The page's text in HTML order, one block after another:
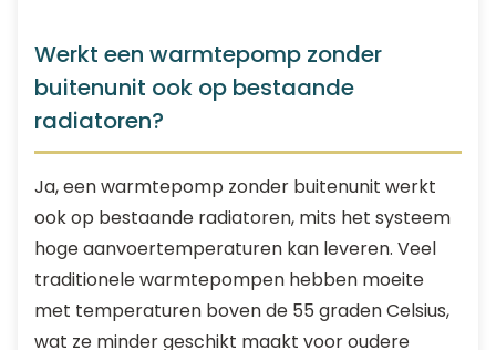
Werkt een warmtepomp zonder
buitenunit ook op bestaande
radiatoren?
Ja, een warmtepomp zonder buitenunit werkt
ook op bestaande radiatoren, mits het systeem
hoge aanvoertemperaturen kan leveren. Veel
traditionele warmtepompen hebben moeite
met temperaturen boven de 55 graden Celsius,
wat ze minder geschikt maakt voor oudere